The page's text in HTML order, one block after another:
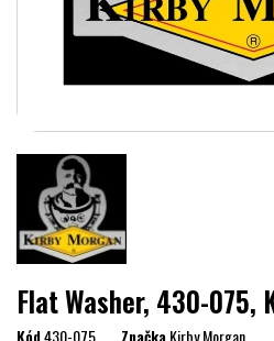
Flat Washer, 430-075,
Kód430-075 ZnačkaKirby Morgan